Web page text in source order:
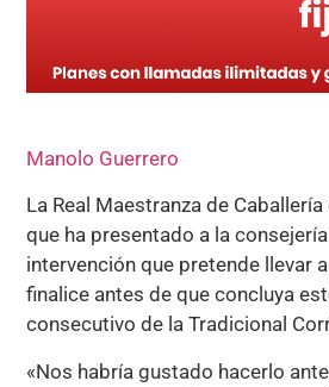
Manolo Guerrero
La Real Maestranza de
que ha presentado a la
intervención que pretende llevar
finalice antes de que concluya
consecutivo de la Tradicional
«Nos habría gustado hacerlo